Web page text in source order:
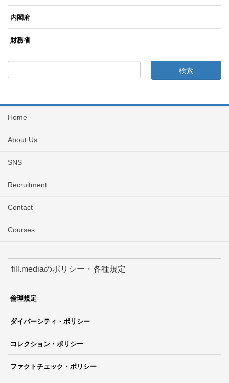
内閣府
財務省
Home
About Us
SNS
Recruitment
Contact
Courses
fill.mediaのポリシー・各種規定
倫理規定
ダイバーシティ・ポリシー
コレクション・ポリシー
ファクトチェック・ポリシー